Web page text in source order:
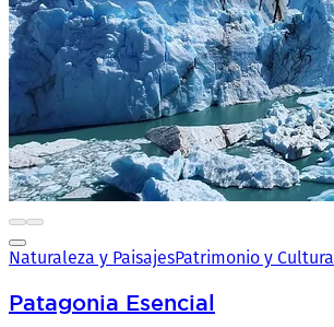
Naturaleza y PaisajesPatrimonio y Cultura
Patagonia Esencial